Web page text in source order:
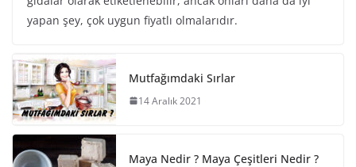
yapan şey, çok uygun fiyatlı olmalarıdır.
Mutfağımdaki Sırlar
14 Aralık 2021
Maya Nedir ? Maya Çeşitleri Nedir ?